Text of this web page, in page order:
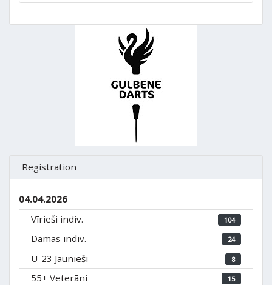
Registration
04.04.2026
Vīrieši indiv.
104
Dāmas indiv. 24
U-23 Jaunieši 8
55+ Veterāni 15